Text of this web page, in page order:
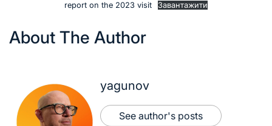
report on the 2023 visit
Завантажити
About The Author
yagunov
See author's posts